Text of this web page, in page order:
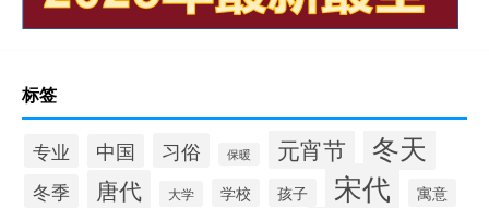
标签
专业 中国 习俗 保暖 元宵节 冬天
冬季 唐代 大学 学校 孩子 宋代 寓意